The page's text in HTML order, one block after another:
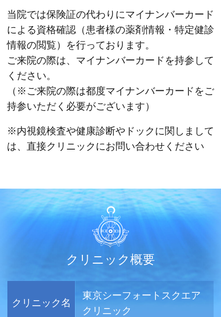
当院では保険証の代わりにマイナンバーカード
による資格確認（患者様の薬剤情報・特定健診
情報の閲覧）を行っております。
ご来院の際は、マイナンバーカードを持参して
ください。
（※ご来院の際は都度マイナンバーカードをご
持参いただく必要がございます）
※内視鏡検査や健康診断やドックに関しまして
は、直接クリニックにお問い合わせください
クリニック概要
クリニック名
東京シーフォートスクエア
クリニック